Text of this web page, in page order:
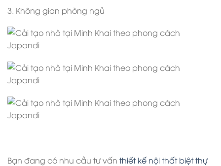
3. Không gian phòng ngủ
Bạn đang có nhu cầu tư vấn thiết kế nội thất biệt thự